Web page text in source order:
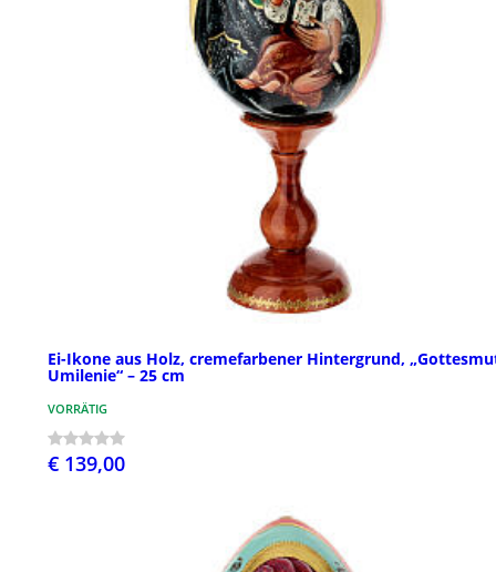
Ei-Ikone aus Holz, cremefarbener Hintergrund,
Umilenie“ – 25 cm
VORRÄTIG
€ 139,00